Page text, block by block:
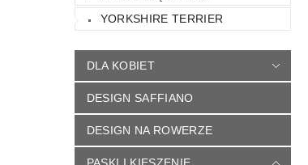
YORKSHIRE TERRIER
DLA KOBIET
DESIGN SAFFIANO
DESIGN NA ROWERZE